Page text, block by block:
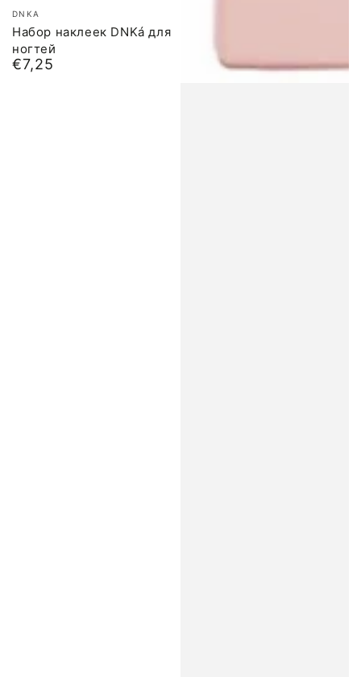
Бренд:
DNKA
Набор наклеек DNKá для
ногтей
Обычная
€7,25